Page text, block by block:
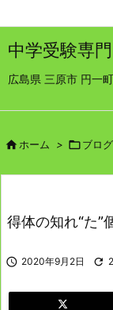
中学受験専
広島県 三原市 円
 ホーム > ブログ
得体の知れ“た”
 2020年9月2日 